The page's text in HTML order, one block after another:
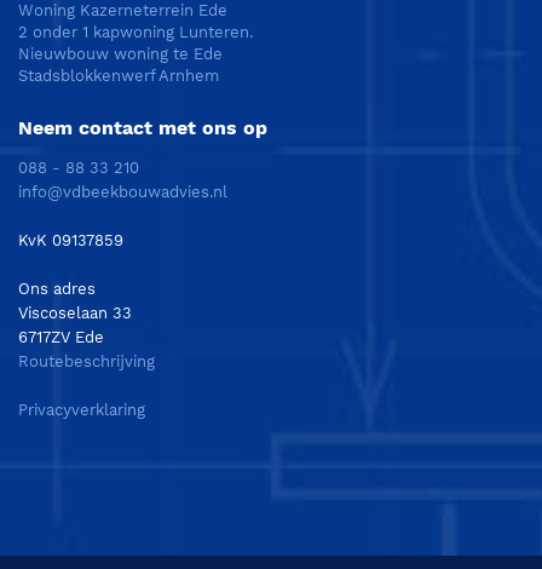
Woning Kazerneterrein Ede
2 onder 1 kapwoning Lunteren.
Nieuwbouw woning te Ede
Stadsblokkenwerf Arnhem
Neem contact met ons op
088 - 88 33 210
info@vdbeekbouwadvies.nl
KvK 09137859
Ons adres
Viscoselaan 33
6717ZV Ede
Routebeschrijving
Privacyverklaring